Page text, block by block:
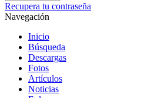
Recupera tu contraseña
Navegación
Inicio
Búsqueda
Descargas
Fotos
Artículos
Noticias